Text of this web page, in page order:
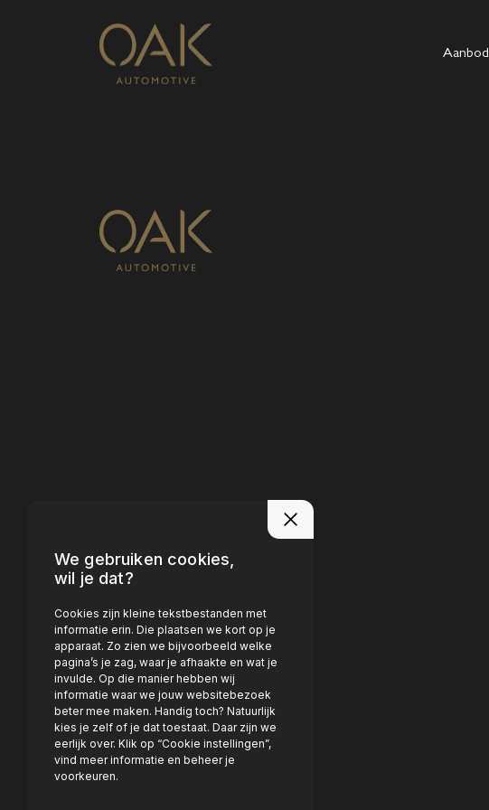
Aanbod
We gebruiken cookies,
wil je dat?
Cookies zijn kleine tekstbestanden met
informatie erin. Die plaatsen we kort op je
apparaat. Zo zien we bijvoorbeeld welke
pagina’s je zag, waar je afhaakte en wat je
invulde. Op die manier hebben wij
informatie waar we jouw websitebezoek
beter mee maken. Handig toch? Natuurlijk
kies je zelf of je dat toestaat. Daar zijn we
eerlijk over. Klik op “Cookie instellingen”,
vind meer informatie en beheer je
voorkeuren.